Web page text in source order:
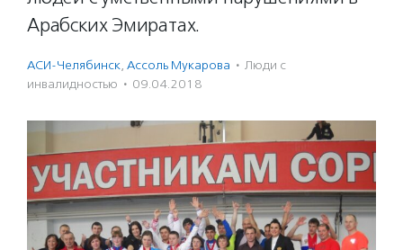
Арабских Эмиратах.
АСИ-Челябинск, Ассоль Мукарова · Люди с
инвалидностью · 09.04.2018